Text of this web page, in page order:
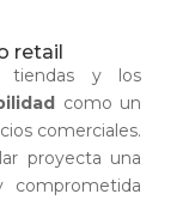
retail
tiendas y los
como un
comerciales.
proyecta una
comprometida